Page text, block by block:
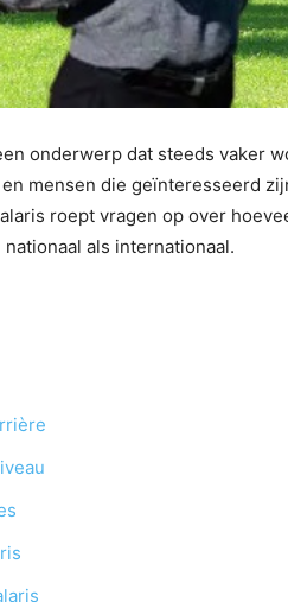
onderwerp dat steeds vaker
mensen die geïnteresseerd
roept vragen op over
als internationaal.